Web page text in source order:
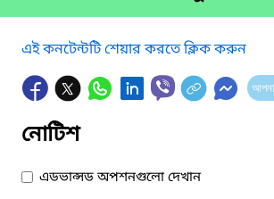
এই কনটেন্টটি শেয়ার করতে ক্লিক করুন
নোটিশ
এডভান্সড অপশনগুলো দেখান